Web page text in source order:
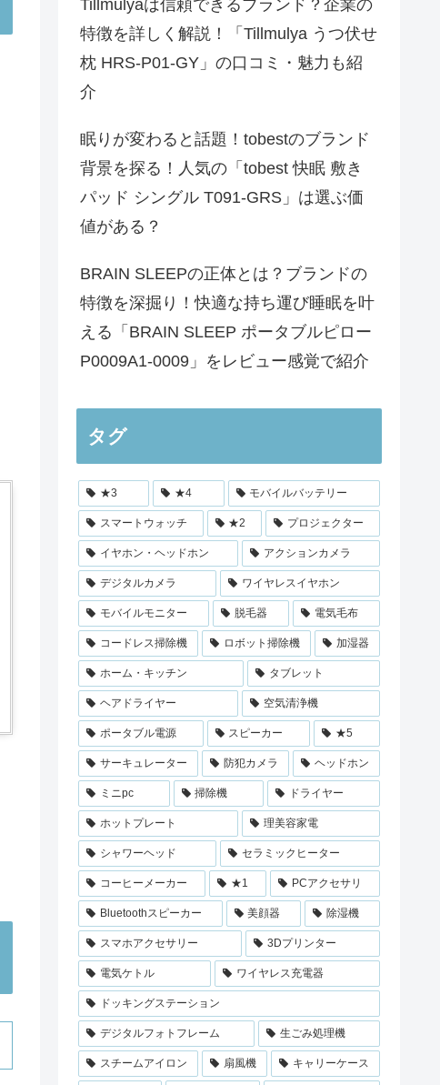
Tillmulyaは信頼できるブランド？企業の
特徴を詳しく解説！「Tillmulya うつ伏せ
枕 HRS-P01-GY」の口コミ・魅力も紹
介
眠りが変わると話題！tobestのブランド
背景を探る！人気の「tobest 快眠 敷き
パッド シングル T091-GRS」は選ぶ価
値がある？
BRAIN SLEEPの正体とは？ブランドの
特徴を深掘り！快適な持ち運び睡眠を叶
える「BRAIN SLEEP ポータブルピロー
P0009A1-0009」をレビュー感覚で紹介
タグ
★3 ★4 モバイルバッテリー
スマートウォッチ ★2 プロジェクター
イヤホン・ヘッドホン アクションカメラ
デジタルカメラ ワイヤレスイヤホン
モバイルモニター 脱毛器 電気毛布
コードレス掃除機 ロボット掃除機 加湿器
ホーム・キッチン タブレット
ヘアドライヤー 空気清浄機
ポータブル電源 スピーカー ★5
サーキュレーター 防犯カメラ ヘッドホン
ミニpc 掃除機 ドライヤー
ホットプレート 理美容家電
シャワーヘッド セラミックヒーター
コーヒーメーカー ★1 PCアクセサリ
Bluetoothスピーカー 美顔器 除湿機
スマホアクセサリー 3Dプリンター
電気ケトル ワイヤレス充電器
ドッキングステーション
デジタルフォトフレーム 生ごみ処理機
スチームアイロン 扇風機 キャリーケース